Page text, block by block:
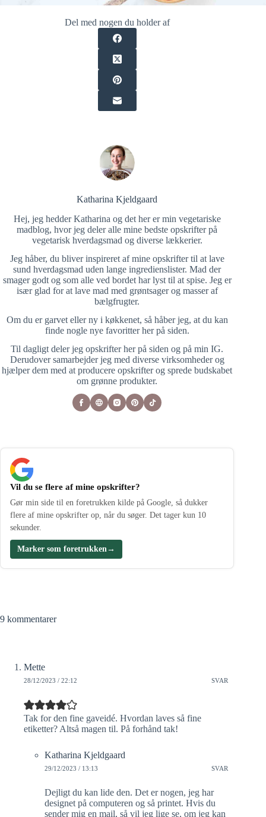
Del med nogen du holder af
Katharina Kjeldgaard
Hej, jeg hedder Katharina og det her er min vegetariske
madblog, hvor jeg deler alle mine bedste opskrifter på
vegetarisk hverdagsmad og diverse lækkerier.
Jeg håber, du bliver inspireret af mine opskrifter til at lave
sund hverdagsmad uden lange ingredienslister. Mad der
smager godt og som alle ved bordet har lyst til at spise. Jeg er
især glad for at lave mad med grøntsager og masser af
bælgfrugter.
Om du er garvet eller ny i køkkenet, så håber jeg, at du kan
finde nogle nye favoritter her på siden.
Til dagligt deler jeg opskrifter her på siden og på min IG.
Derudover samarbejder jeg med diverse virksomheder og
hjælper dem med at producere opskrifter og sprede budskabet
om grønne produkter.
Vil du se flere af mine opskrifter?
Gør min side til en foretrukken kilde på Google, så dukker
flere af mine opskrifter op, når du søger. Det tager kun 10
sekunder.
Marker som foretrukken→
9 kommentarer
Mette
28/12/2023 / 22:12 SVAR
Tak for den fine gaveidé. Hvordan laves så fine
etiketter? Altså magen til. På forhånd tak!
Katharina Kjeldgaard
29/12/2023 / 13:13 SVAR
Dejligt du kan lide den. Det er nogen, jeg har
designet på computeren og så printet. Hvis du
sender mig en mail, så vil jeg lige se, om jeg kan